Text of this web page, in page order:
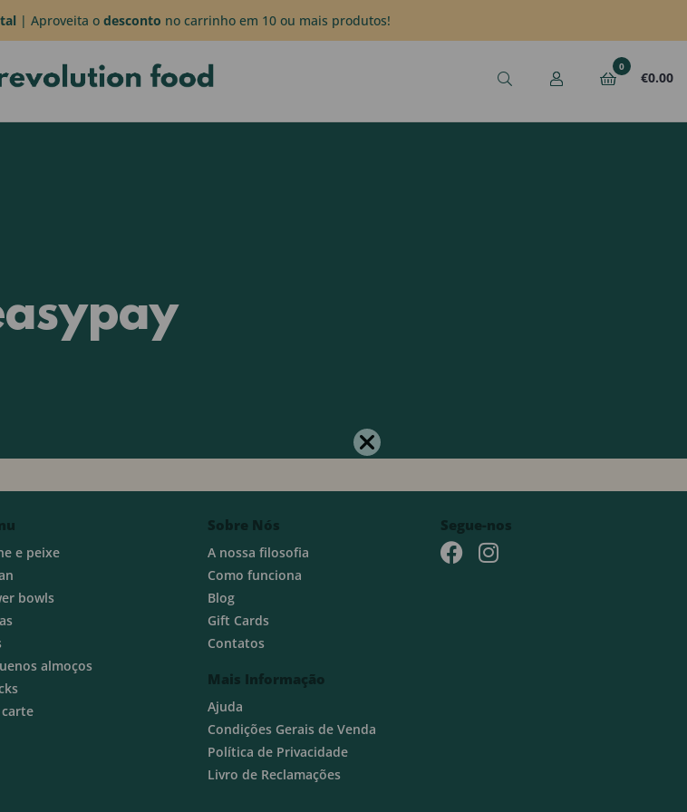
| Aproveita o desconto no carrinho em 10 ou mais produtos!
0
€0.00
e peixe
bowls
almoços
Sobre Nós
A nossa filosofia
Como funciona
Blog
Gift Cards
Contatos
Mais Informação
Ajuda
Condições Gerais de Venda
Política de Privacidade
Livro de Reclamações
Segue-nos